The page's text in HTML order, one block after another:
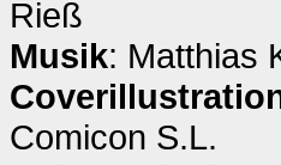
Rieß
Musik: Matthias
Comicon S.L.